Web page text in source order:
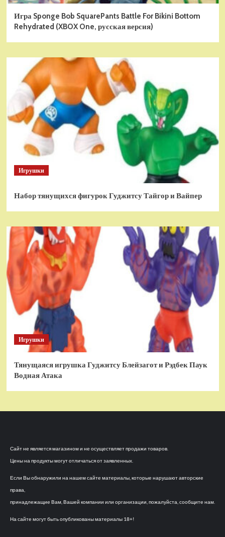
Игра Sponge Bob SquarePants Battle For Bikini Bottom
Rehydrated (XBOX One, русская версия)
Игрушки
Набор тянущихся фигурок Гуджитсу Тайгор и Вайпер
Игрушки
Тянущаяся игрушка Гуджитсу Блейзагот и Рэдбек Паук
Водная Атака
Сайт не является магазином и не осуществляет продажи товаров.
Цены на продукты могут отличаться от заявленных.
Если Вы обнаружили на нашем сайте материалы, которые нарушают авторские
права,
принадлежащие Вам, Вашей компании или организации, пожалуйста, сообщите нам.
На сайте могут быть опубликованы материалы 18+!